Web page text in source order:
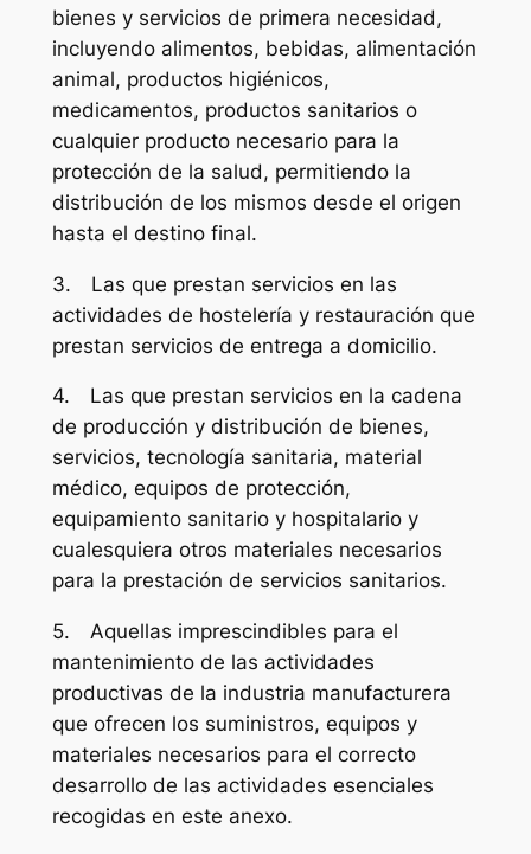
bienes y servicios de primera necesidad,
incluyendo alimentos, bebidas, alimentación
animal, productos higiénicos,
medicamentos, productos sanitarios o
cualquier producto necesario para la
protección de la salud, permitiendo la
distribución de los mismos desde el origen
hasta el destino final.
3. Las que prestan servicios en las
actividades de hostelería y restauración que
prestan servicios de entrega a domicilio.
4. Las que prestan servicios en la cadena
de producción y distribución de bienes,
servicios, tecnología sanitaria, material
médico, equipos de protección,
equipamiento sanitario y hospitalario y
cualesquiera otros materiales necesarios
para la prestación de servicios sanitarios.
5. Aquellas imprescindibles para el
mantenimiento de las actividades
productivas de la industria manufacturera
que ofrecen los suministros, equipos y
materiales necesarios para el correcto
desarrollo de las actividades esenciales
recogidas en este anexo.